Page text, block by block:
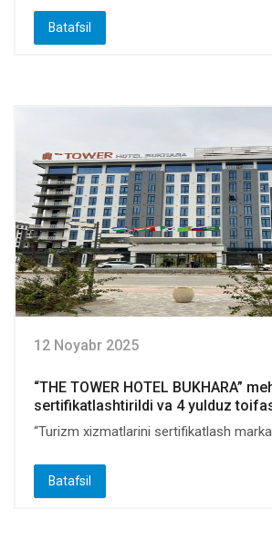
Batafsil
12 Noyabr 2025
“THE TOWER HOTEL BUKHARA”
sertifikatlashtirildi va 4 yulduz
“Turizm xizmatlarini sertifikatlash
Batafsil